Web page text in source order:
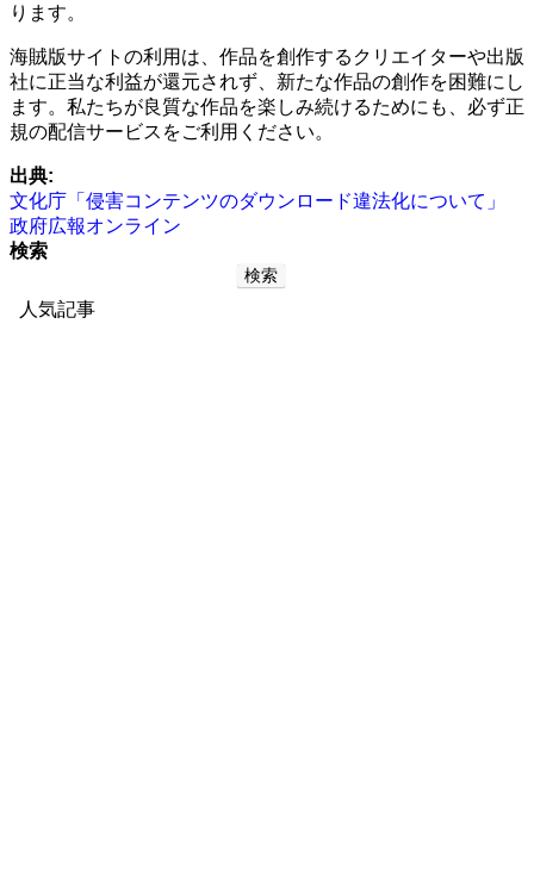
ります。
海賊版サイトの利用は、作品を創作するクリエイターや出版
社に正当な利益が還元されず、新たな作品の創作を困難にし
ます。私たちが良質な作品を楽しみ続けるためにも、必ず正
規の配信サービスをご利用ください。
出典:
文化庁「侵害コンテンツのダウンロード違法化について」
政府広報オンライン
検索
検索
人気記事